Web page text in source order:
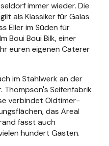
immer wieder. Die
als Klassiker für Galas
Eller im Süden für
Boui Boui Bilk, einer
euren eigenen Caterer
im Stahlwerk an der
Thompson's Seifenfabrik
verbindet Oldtimer-
das Areal
fasst auch
hundert Gästen.